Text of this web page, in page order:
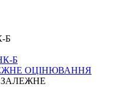
Б
Б
ОЦІНЮВАННЯ